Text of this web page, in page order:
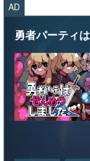
AD
勇者パーティ